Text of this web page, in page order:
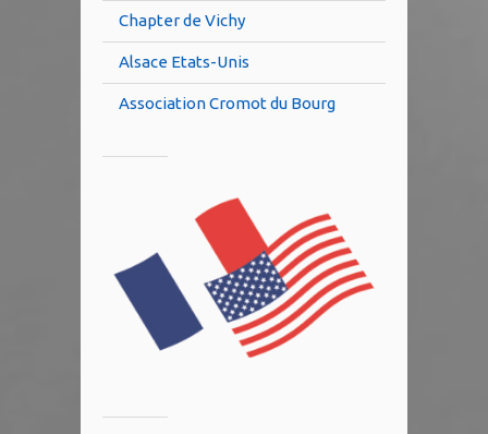
Chapter de Vichy
Alsace Etats-Unis
Association Cromot du Bourg